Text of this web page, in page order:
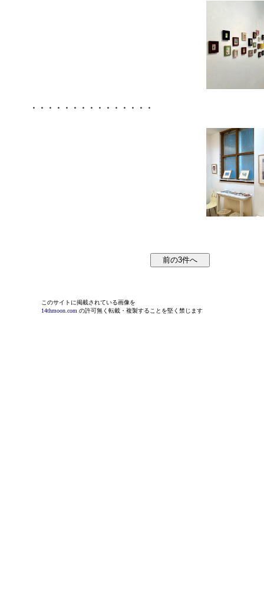
・・・・・・・・・・・・・・・
このサイトに掲載されている画像を
14thmoon.com の許可無く転載・複製することを堅く禁じます